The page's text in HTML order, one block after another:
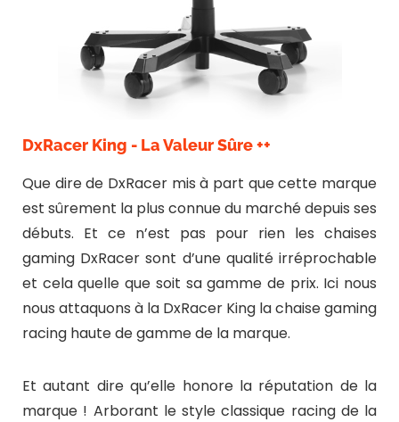
DxRacer King - La Valeur Sûre ++
Que dire de DxRacer mis à part que cette marque
est sûrement la plus connue du marché depuis ses
débuts. Et ce n’est pas pour rien les chaises
gaming DxRacer sont d’une qualité irréprochable
et cela quelle que soit sa gamme de prix. Ici nous
nous attaquons à la DxRacer King la chaise gaming
racing haute de gamme de la marque.
Et autant dire qu’elle honore la réputation de la
marque ! Arborant le style classique racing de la